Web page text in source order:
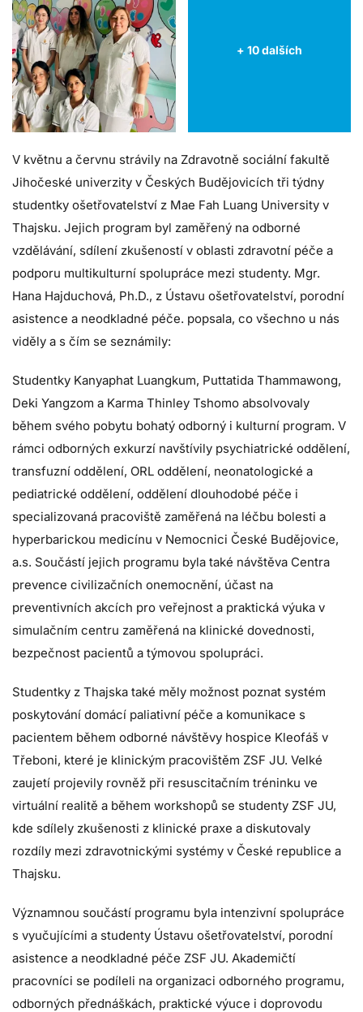
+ 10 dalších
V květnu a červnu strávily na Zdravotně sociální fakultě
Jihočeské univerzity v Českých Budějovicích tři týdny
studentky ošetřovatelství z Mae Fah Luang University v
Thajsku. Jejich program byl zaměřený na odborné
vzdělávání, sdílení zkušeností v oblasti zdravotní péče a
podporu multikulturní spolupráce mezi studenty. Mgr.
Hana Hajduchová, Ph.D., z Ústavu ošetřovatelství, porodní
asistence a neodkladné péče. popsala, co všechno u nás
viděly a s čím se seznámily:
Studentky Kanyaphat Luangkum, Puttatida Thammawong,
Deki Yangzom a Karma Thinley Tshomo absolvovaly
během svého pobytu bohatý odborný i kulturní program. V
rámci odborných exkurzí navštívily psychiatrické oddělení,
transfuzní oddělení, ORL oddělení, neonatologické a
pediatrické oddělení, oddělení dlouhodobé péče i
specializovaná pracoviště zaměřená na léčbu bolesti a
hyperbarickou medicínu v Nemocnici České Budějovice,
a.s. Součástí jejich programu byla také návštěva Centra
prevence civilizačních onemocnění, účast na
preventivních akcích pro veřejnost a praktická výuka v
simulačním centru zaměřená na klinické dovednosti,
bezpečnost pacientů a týmovou spolupráci.
Studentky z Thajska také měly možnost poznat systém
poskytování domácí paliativní péče a komunikace s
pacientem během odborné návštěvy hospice Kleofáš v
Třeboni, které je klinickým pracovištěm ZSF JU. Velké
zaujetí projevily rovněž při resuscitačním tréninku ve
virtuální realitě a během workshopů se studenty ZSF JU,
kde sdílely zkušenosti z klinické praxe a diskutovaly
rozdíly mezi zdravotnickými systémy v České republice a
Thajsku.
Významnou součástí programu byla intenzivní spolupráce
s vyučujícími a studenty Ústavu ošetřovatelství, porodní
asistence a neodkladné péče ZSF JU. Akademičtí
pracovníci se podíleli na organizaci odborného programu,
odborných přednáškách, praktické výuce i doprovodu